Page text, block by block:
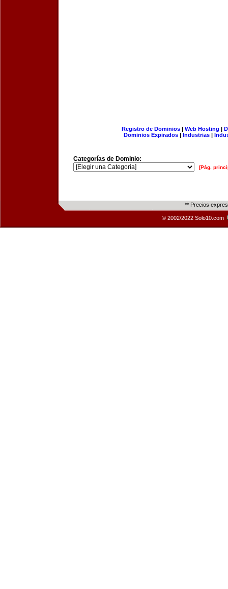
Registro de Dominios| Web Hosting |
Dominios Expirados | Industrias |
Categorías de Dominio:
[Pág.
** Precios
© 2002/2022 Solo10.com